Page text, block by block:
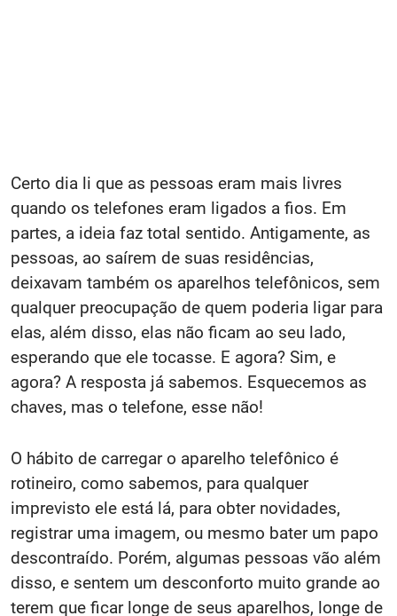
Certo dia li que as pessoas eram mais livres
quando os telefones eram ligados a fios. Em
partes, a ideia faz total sentido. Antigamente, as
pessoas, ao saírem de suas residências,
deixavam também os aparelhos telefônicos, sem
qualquer preocupação de quem poderia ligar para
elas, além disso, elas não ficam ao seu lado,
esperando que ele tocasse. E agora? Sim, e
agora? A resposta já sabemos. Esquecemos as
chaves, mas o telefone, esse não!
O hábito de carregar o aparelho telefônico é
rotineiro, como sabemos, para qualquer
imprevisto ele está lá, para obter novidades,
registrar uma imagem, ou mesmo bater um papo
descontraído. Porém, algumas pessoas vão além
disso, e sentem um desconforto muito grande ao
terem que ficar longe de seus aparelhos, longe de